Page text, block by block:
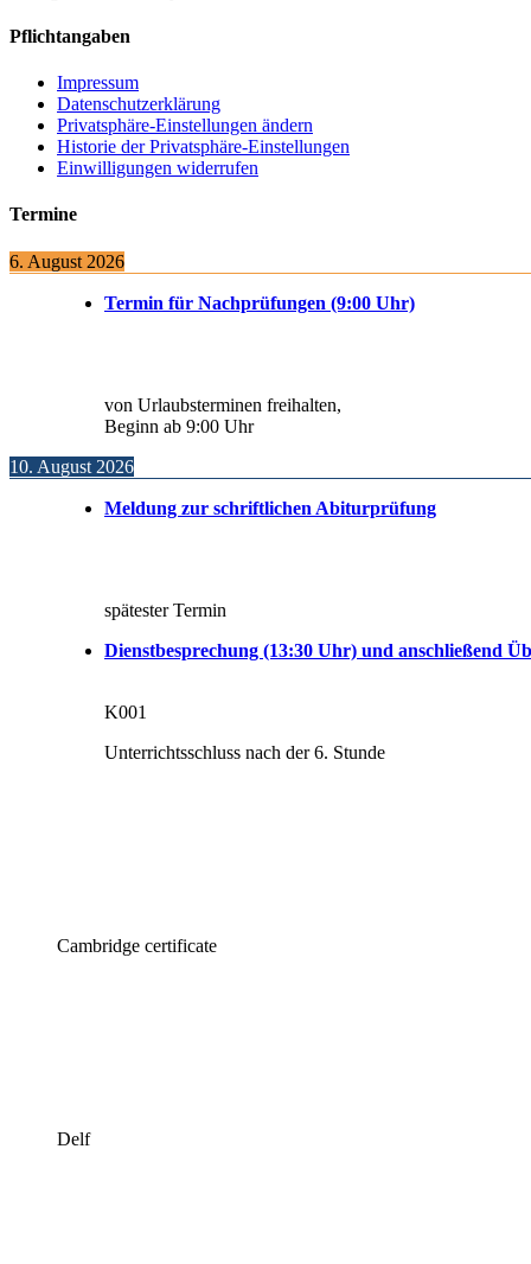
Pflichtangaben
Impressum
Datenschutzerklärung
Privatsphäre-Einstellungen ändern
Historie der Privatsphäre-Einstellungen
Einwilligungen widerrufen
Termine
6. August 2026
Termin für Nachprüfungen (9:00 Uhr)
von Urlaubsterminen freihalten,
Beginn ab 9:00 Uhr
10. August 2026
Meldung zur schriftlichen Abiturprüfung
spätester Termin
Dienstbesprechung (13:30 Uhr) und anschließend
K001
Unterrichtsschluss nach der 6. Stunde
Cambridge certificate
Delf